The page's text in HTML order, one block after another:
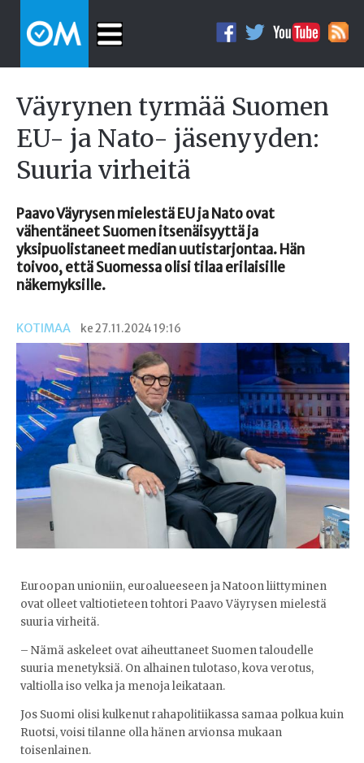
Väyrynen tyrmää Suomen
EU- ja Nato- jäsenyyden:
Suuria virheitä
Paavo Väyrysen mielestä EU ja Nato ovat
vähentäneet Suomen itsenäisyyttä ja
yksipuolistaneet median uutistarjontaa. Hän
toivoo, että Suomessa olisi tilaa erilaisille
näkemyksille.
KOTIMAA ke 27.11.2024 19:16
Euroopan unioniin, euroalueeseen ja Natoon liittyminen
ovat olleet valtiotieteen tohtori Paavo Väyrysen mielestä
suuria virheitä.
– Nämä askeleet ovat aiheuttaneet Suomen taloudelle
suuria menetyksiä. On alhainen tulotaso, kova verotus,
valtiolla iso velka ja menoja leikataan.
Jos Suomi olisi kulkenut rahapolitiikassa samaa polkua kuin
Ruotsi, voisi tilanne olla hänen arvionsa mukaan
toisenlainen.